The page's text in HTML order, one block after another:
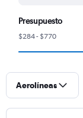
Presupuesto
$284 - $770
Aerolíneas